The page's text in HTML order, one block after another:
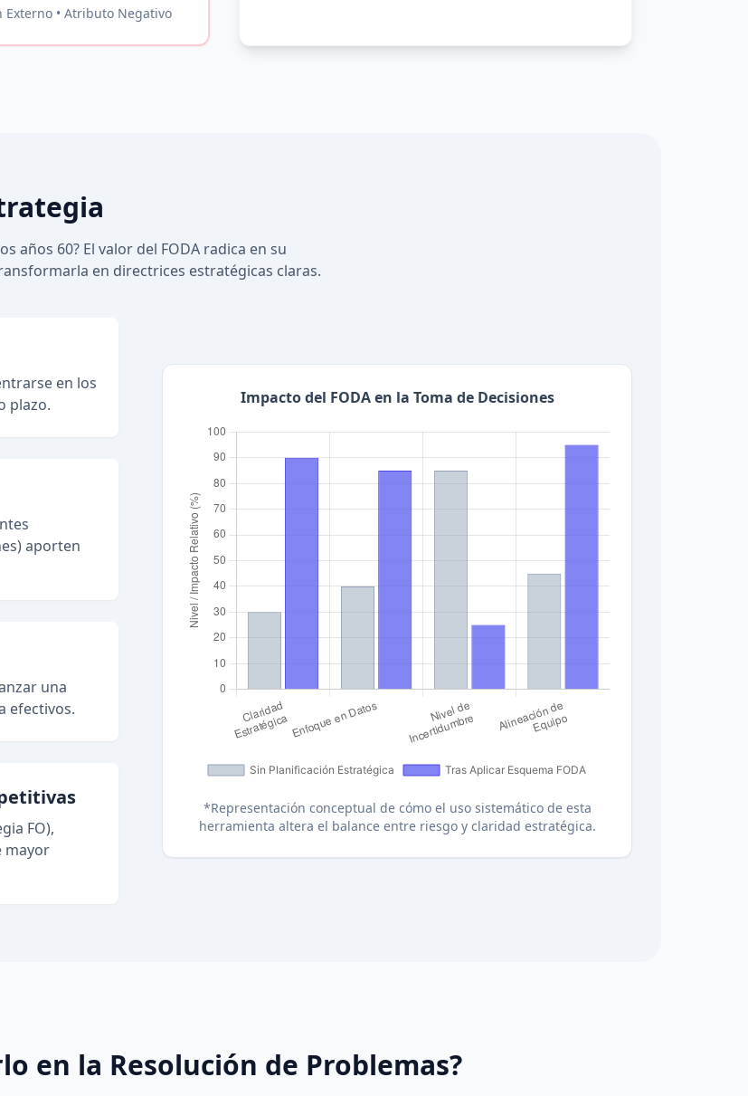
Externo • Atributo Negativo
años 60? El valor del FODA radica en su
en directrices estratégicas claras.
en los
plazo.
aporten
una
efectivos.
FO),
mayor
Impacto del FODA en la Toma de Decisiones
*Representación conceptual de cómo el uso sistemático de esta
herramienta altera el balance entre riesgo y claridad estratégica.
en la Resolución de Problemas?